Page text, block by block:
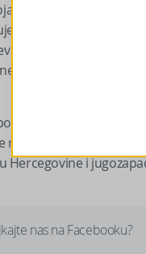
će se lediti. Većinom
5 do 15 centimetara
i
Temperatura zraka
sa slabim
u
i
nas na Facebooku?